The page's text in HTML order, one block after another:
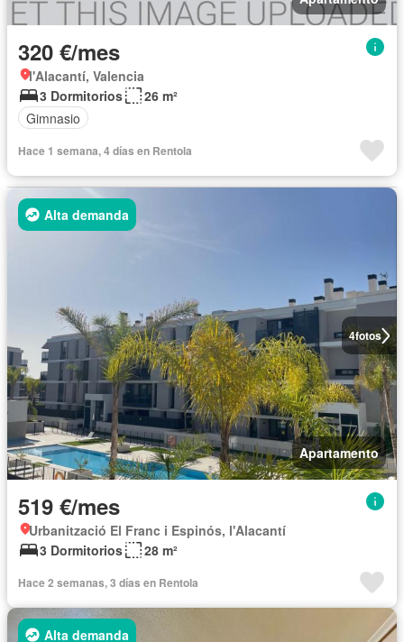
320 €/mes
l'Alacantí, Valencia
3 Dormitorios
26 m²
Gimnasio
Hace 1 semana, 4 días en Rentola
4fotos
Alta demanda
Apartamento
519 €/mes
Urbanització El Franc i Espinós, l'Alacantí
3 Dormitorios
28 m²
Hace 2 semanas, 3 días en Rentola
Alta demanda